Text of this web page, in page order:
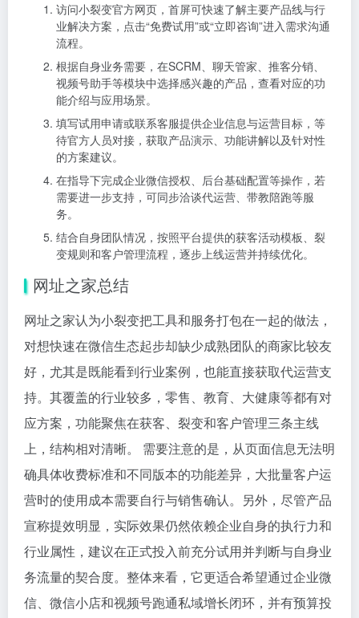
访问小裂变官方网页，首屏可快速了解主要产品线与行
业解决方案，点击“免费试用”或“立即咨询”进入需求沟通
流程。
根据自身业务需要，在SCRM、聊天管家、推客分销、
视频号助手等模块中选择感兴趣的产品，查看对应的功
能介绍与应用场景。
填写试用申请或联系客服提供企业信息与运营目标，等
待官方人员对接，获取产品演示、功能讲解以及针对性
的方案建议。
在指导下完成企业微信授权、后台基础配置等操作，若
需要进一步支持，可同步洽谈代运营、带教陪跑等服
务。
结合自身团队情况，按照平台提供的获客活动模板、裂
变规则和客户管理流程，逐步上线运营并持续优化。
网址之家总结
网址之家认为小裂变把工具和服务打包在一起的做法，
对想快速在微信生态起步却缺少成熟团队的商家比较友
好，尤其是既能看到行业案例，也能直接获取代运营支
持。其覆盖的行业较多，零售、教育、大健康等都有对
应方案，功能聚焦在获客、裂变和客户管理三条主线
上，结构相对清晰。 需要注意的是，从页面信息无法明
确具体收费标准和不同版本的功能差异，大批量客户运
营时的使用成本需要自行与销售确认。另外，尽管产品
宣称提效明显，实际效果仍然依赖企业自身的执行力和
行业属性，建议在正式投入前充分试用并判断与自身业
务流量的契合度。整体来看，它更适合希望通过企业微
信、微信小店和视频号跑通私域增长闭环，并有预算投